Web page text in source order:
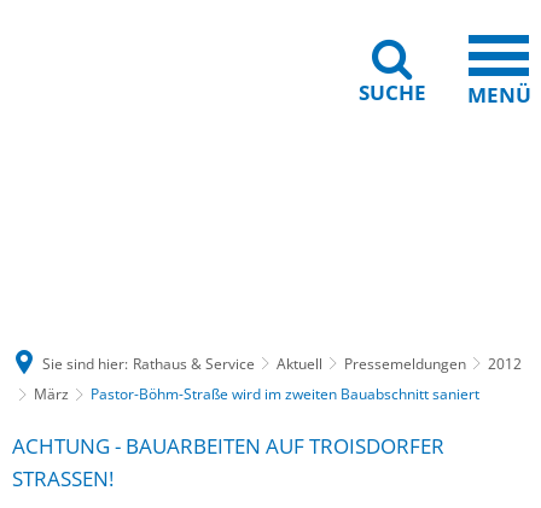
SUCHE MENÜ
Sie sind hier: Rathaus & Service Aktuell Pressemeldungen
2012
März
Pastor-Böhm-Straße wird im zweiten Bauabschnitt saniert
ACHTUNG - BAUARBEITEN AUF TROISDORFER
STRASSEN!